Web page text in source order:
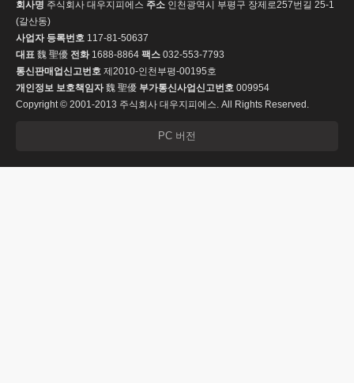
회사명 주식회사 대우지피에스 주소 인천광역시 부평구 장제로257번길 25-1
(갈산동)
사업자 등록번호 117-81-50637
대표 魏 聖優 전화1688-8864 팩스 032-553-7793
통신판매업신고번호 제2010-인천부평-00195호
개인정보 보호책임자魏 聖優 부가통신사업신고번호 009954
Copyright © 2001-2013 주식회사 대우지피에스. All Rights Reserved.
PC 버전